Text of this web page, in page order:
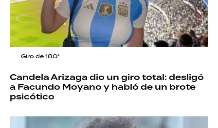
Giro de 180°
Candela Arizaga dio un giro total: desligó
a Facundo Moyano y habló de un brote
psicótico